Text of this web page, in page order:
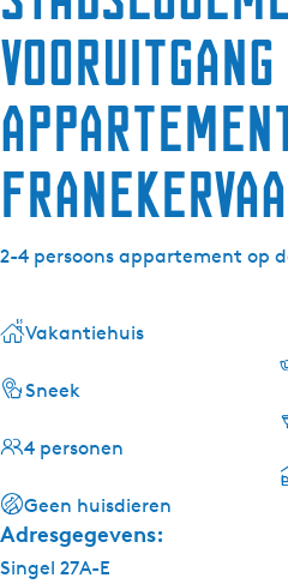
Vooruitgang
2-4 persoons appartement op
Vakantiehuis
Sneek
4 personen
Geen huisdieren
Adresgegevens:
Singel 27A-E